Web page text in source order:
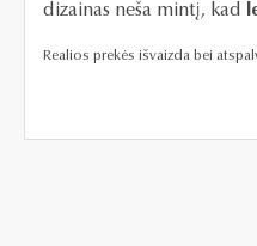
dizainas neša mintį, kad
Realios prekės išvaizda bei